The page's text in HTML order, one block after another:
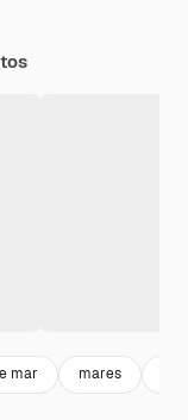
mar mares